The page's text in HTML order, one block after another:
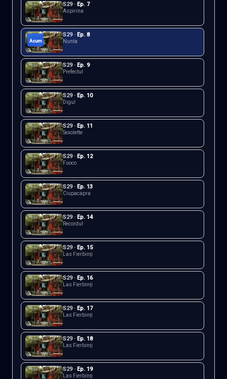
S29· Ep. 7
Aspirina
Acum
S29· Ep. 8
Nunta
S29· Ep. 9
Prefectul
S29· Ep. 10
Digul
S29· Ep. 11
Sexolette
S29· Ep. 12
Fuoco
S29· Ep. 13
Ciupacapra
S29· Ep. 14
Recordul
S29· Ep. 15
Las Fierbinţi
S29· Ep. 16
Las Fierbinţi
S29· Ep. 17
Las Fierbinţi
S29· Ep. 18
Las Fierbinţi
S29· Ep. 19
Las Fierbinţi